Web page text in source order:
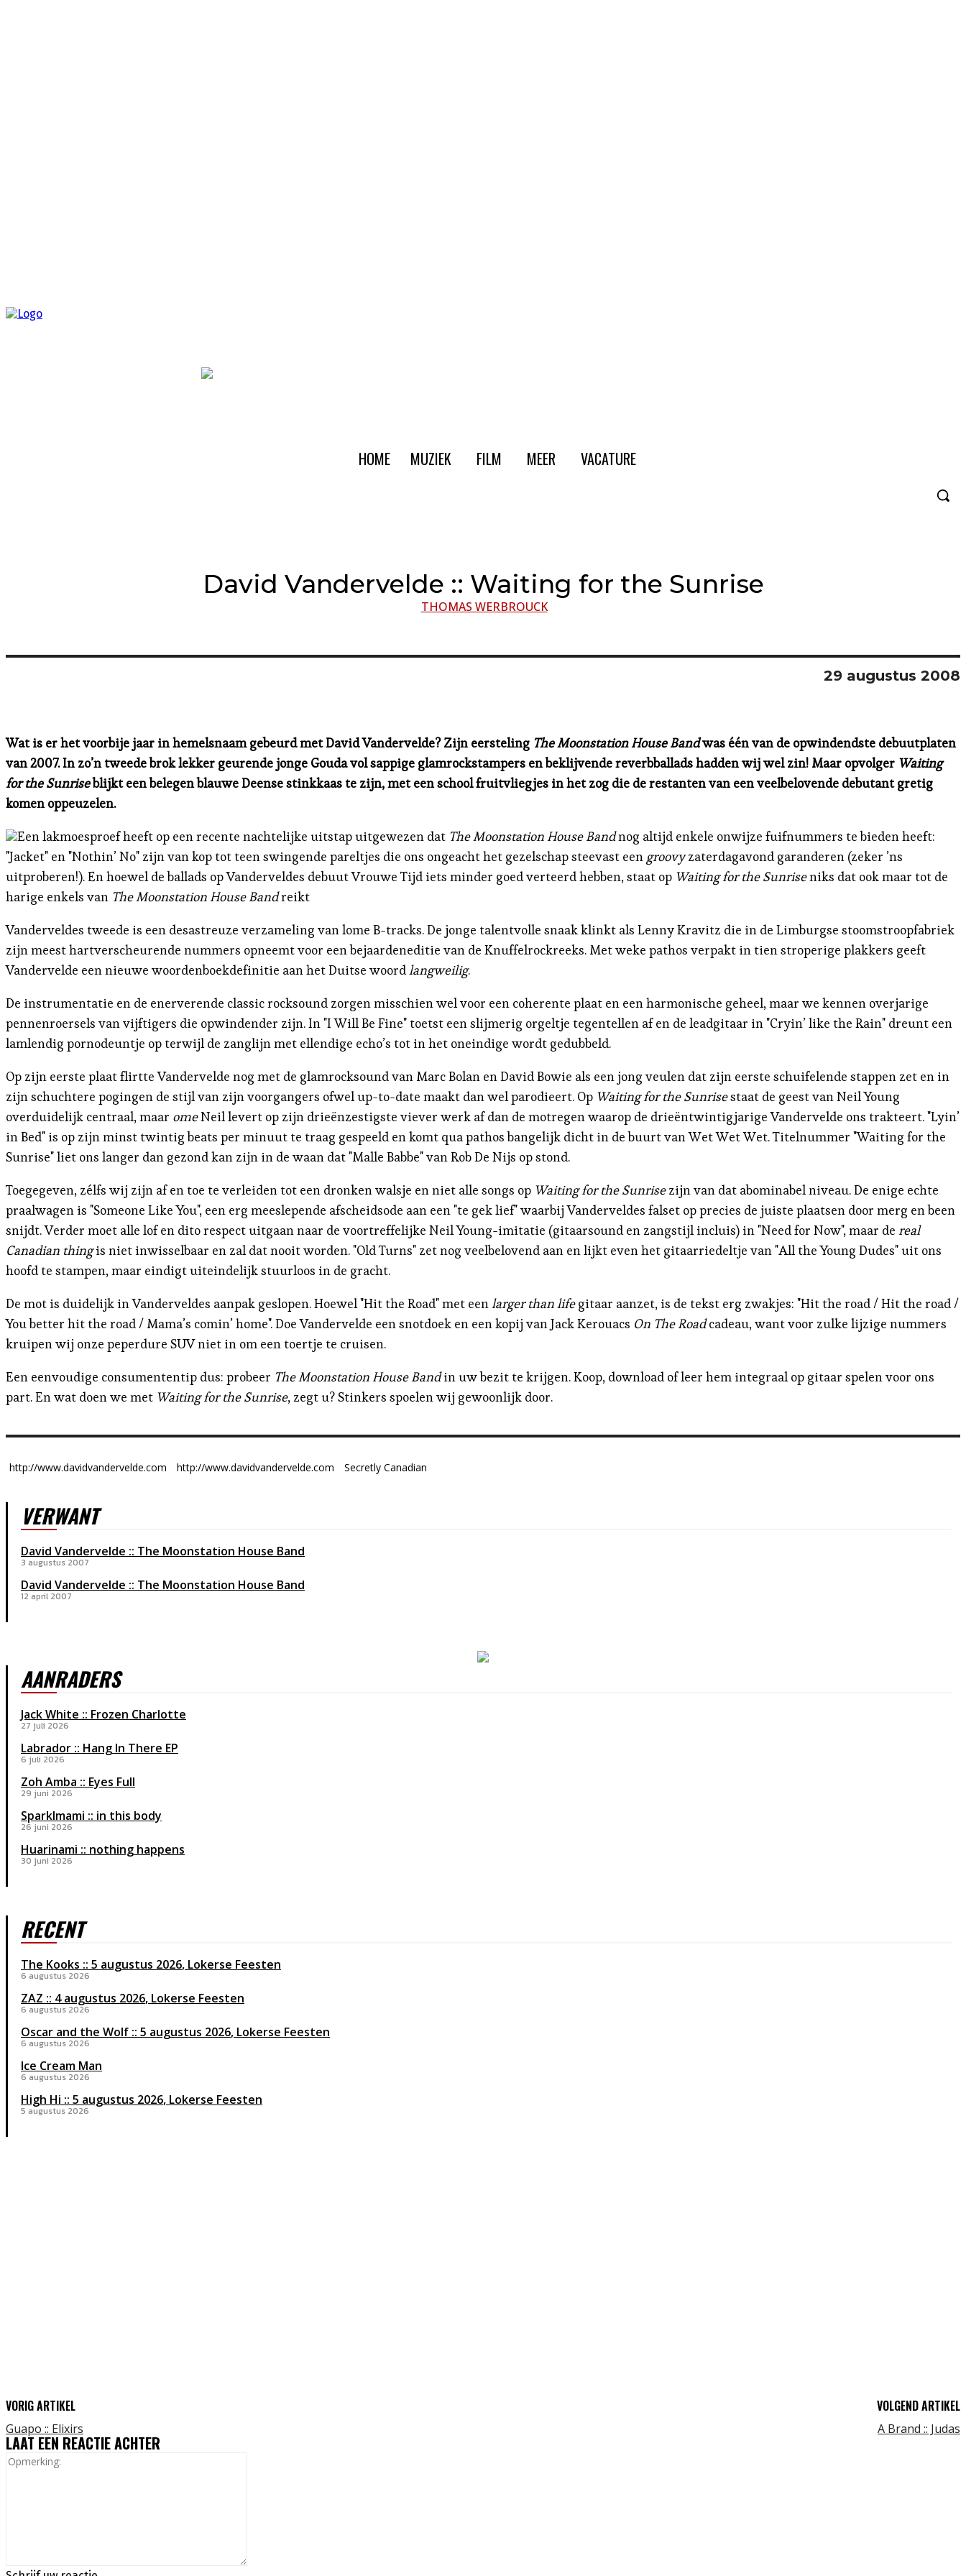
HOME MUZIEK FILM MEER VACATURE
David Vandervelde :: Waiting for the Sunrise
THOMAS WERBROUCK
29 augustus 2008
Wat is er het voorbije jaar in hemelsnaam gebeurd met David Vandervelde? Zijn eersteling The Moonstation House Bandwas één van de opwindendste debuutplaten
van 2007. In zo’n tweede brok lekker geurende jonge Gouda vol sappige glamrockstampers en beklijvende reverbballads hadden wij wel zin! Maar opvolger Waiting
for the Sunriseblijkt een belegen blauwe Deense stinkkaas te zijn, met een school fruitvliegjes in het zog die de restanten van een veelbelovende debutant gretig
komen oppeuzelen.
Een lakmoesproef heeft op een recente nachtelijke uitstap uitgewezen dat The Moonstation House Bandnog altijd enkele onwijze fuifnummers te bieden heeft:
"Jacket" en "Nothin’ No" zijn van kop tot teen swingende pareltjes die ons ongeacht het gezelschap steevast een groovyzaterdagavond garanderen (zeker ’ns
uitproberen!). En hoewel de ballads op Vanderveldes debuut Vrouwe Tijd iets minder goed verteerd hebben, staat op Waiting for the Sunriseniks dat ook maar tot de
harige enkels van The Moonstation House Bandreikt
Vanderveldes tweede is een desastreuze verzameling van lome B-tracks. De jonge talentvolle snaak klinkt als Lenny Kravitz die in de Limburgse stoomstroopfabriek
zijn meest hartverscheurende nummers opneemt voor een bejaardeneditie van de Knuffelrockreeks. Met weke pathos verpakt in tien stroperige plakkers geeft
Vandervelde een nieuwe woordenboekdefinitie aan het Duitse woordlangweilig.
De instrumentatie en de enerverende classic rocksound zorgen misschien wel voor een coherente plaat en een harmonische geheel, maar we kennen overjarige
pennenroersels van vijftigers die opwindender zijn. In "I Will Be Fine" toetst een slijmerig orgeltje tegentellen af en de leadgitaar in "Cryin’ like the Rain" dreunt een
lamlendig pornodeuntje op terwijl de zanglijn met ellendige echo’s tot in het oneindige wordt gedubbeld.
Op zijn eerste plaat flirtte Vandervelde nog met de glamrocksound van Marc Bolan en David Bowie als een jong veulen dat zijn eerste schuifelende stappen zet en in
zijn schuchtere pogingen de stijl van zijn voorgangers ofwel up-to-date maakt dan wel parodieert. Op Waiting for the Sunrisestaat de geest van Neil Young
overduidelijk centraal, maar omeNeil levert op zijn drieënzestigste viever werk af dan de motregen waarop de drieëntwintigjarige Vandervelde ons trakteert. "Lyin’
in Bed" is op zijn minst twintig beats per minuut te traag gespeeld en komt qua pathos bangelijk dicht in de buurt van Wet Wet Wet. Titelnummer "Waiting for the
Sunrise" liet ons langer dan gezond kan zijn in de waan dat "Malle Babbe" van Rob De Nijs op stond.
Toegegeven, zélfs wij zijn af en toe te verleiden tot een dronken walsje en niet alle songs op Waiting for the Sunrisezijn van dat abominabel niveau. De enige echte
praalwagen is "Someone Like You", een erg meeslepende afscheidsode aan een "te gek lief" waarbij Vanderveldes falset op precies de juiste plaatsen door merg en been
snijdt. Verder moet alle lof en dito respect uitgaan naar de voortreffelijke Neil Young-imitatie (gitaarsound en zangstijl incluis) in "Need for Now", maar de real
Canadian thingis niet inwisselbaar en zal dat nooit worden. "Old Turns" zet nog veelbelovend aan en lijkt even het gitaarriedeltje van "All the Young Dudes" uit ons
hoofd te stampen, maar eindigt uiteindelijk stuurloos in de gracht.
De mot is duidelijk in Vanderveldes aanpak geslopen. Hoewel "Hit the Road" met eenlarger than lifegitaar aanzet, is de tekst erg zwakjes: "Hit the road / Hit the road /
You better hit the road / Mama’s comin’ home". Doe Vandervelde een snotdoek en een kopij van Jack Kerouacs On The Roadcadeau, want voor zulke lijzige nummers
kruipen wij onze peperdure SUV niet in om een toertje te cruisen.
Een eenvoudige consumententip dus: probeer The Moonstation House Bandin uw bezit te krijgen. Koop, download of leer hem integraal op gitaar spelen voor ons
part. En wat doen we met Waiting for the Sunrise, zegt u? Stinkers spoelen wij gewoonlijk door.
http://www.davidvandervelde.com http://www.davidvandervelde.com Secretly Canadian
VERWANT
David Vandervelde :: The Moonstation House Band
3 augustus 2007
David Vandervelde :: The Moonstation House Band
12 april 2007
AANRADERS
Jack White :: Frozen Charlotte
27 juli 2026
Labrador :: Hang In There EP
6 juli 2026
Zoh Amba :: Eyes Full
29 juni 2026
Sparklmami :: in this body
26 juni 2026
Huarinami :: nothing happens
30 juni 2026
RECENT
The Kooks 5 augustus 2026 Lokerse Feesten
6 augustus 2026
ZAZ 4 augustus 2026 Lokerse Feesten
6 augustus 2026
Oscar and the Wolf 5 augustus 2026 Lokerse Feesten
6 augustus 2026
Ice Cream Man
6 augustus 2026
High Hi 5 augustus 2026 Lokerse Feesten
5 augustus 2026
VORIG ARTIKEL
Guapo :: Elixirs
VOLGEND ARTIKEL
A Brand :: Judas
LAAT EEN REACTIE ACHTER